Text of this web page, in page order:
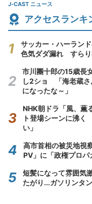
J-CAST ニュース
アクセスランキ
サッカー・ハーラン
色気ダダ漏れ すらり
市川團十郎の15歳長
し2ショ 「海老蔵さ
になったな～」
NHK朝ドラ「風、薫
ト登場シーンに沸
い」
高市首相の被災地視
PV」に「政権プロパ
短髪になって雰囲気
たがり...ガソリンタ